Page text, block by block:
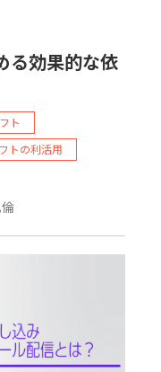
る効果的な依
ト
トの利活用